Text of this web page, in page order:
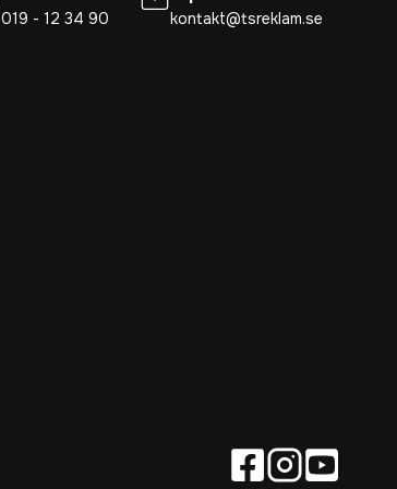
019 - 12 34 90 kontakt@tsreklam.se